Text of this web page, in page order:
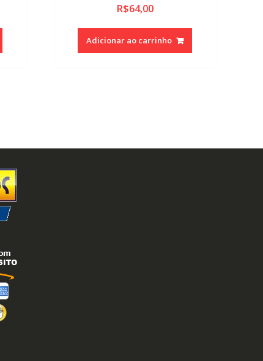
R$64,00
Adicionar ao carrinho